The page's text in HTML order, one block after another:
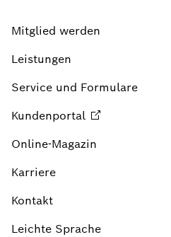
Mitglied werden
Leistungen
Service und Formulare
Kundenportal
Online-Magazin
Karriere
Kontakt
Leichte Sprache